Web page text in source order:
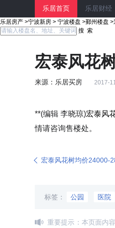
乐居首页 乐居财经
乐居房产 >宁波新房 > 宁波楼盘 >鄞州楼盘 >
搜 索
宏泰风花
来源：乐居买房 2017-
**(编辑 李晓琼)宏泰风
情请咨询售楼处。
宏泰风花树均价24000-
标签： 公园 医院
重要提示：本页面内